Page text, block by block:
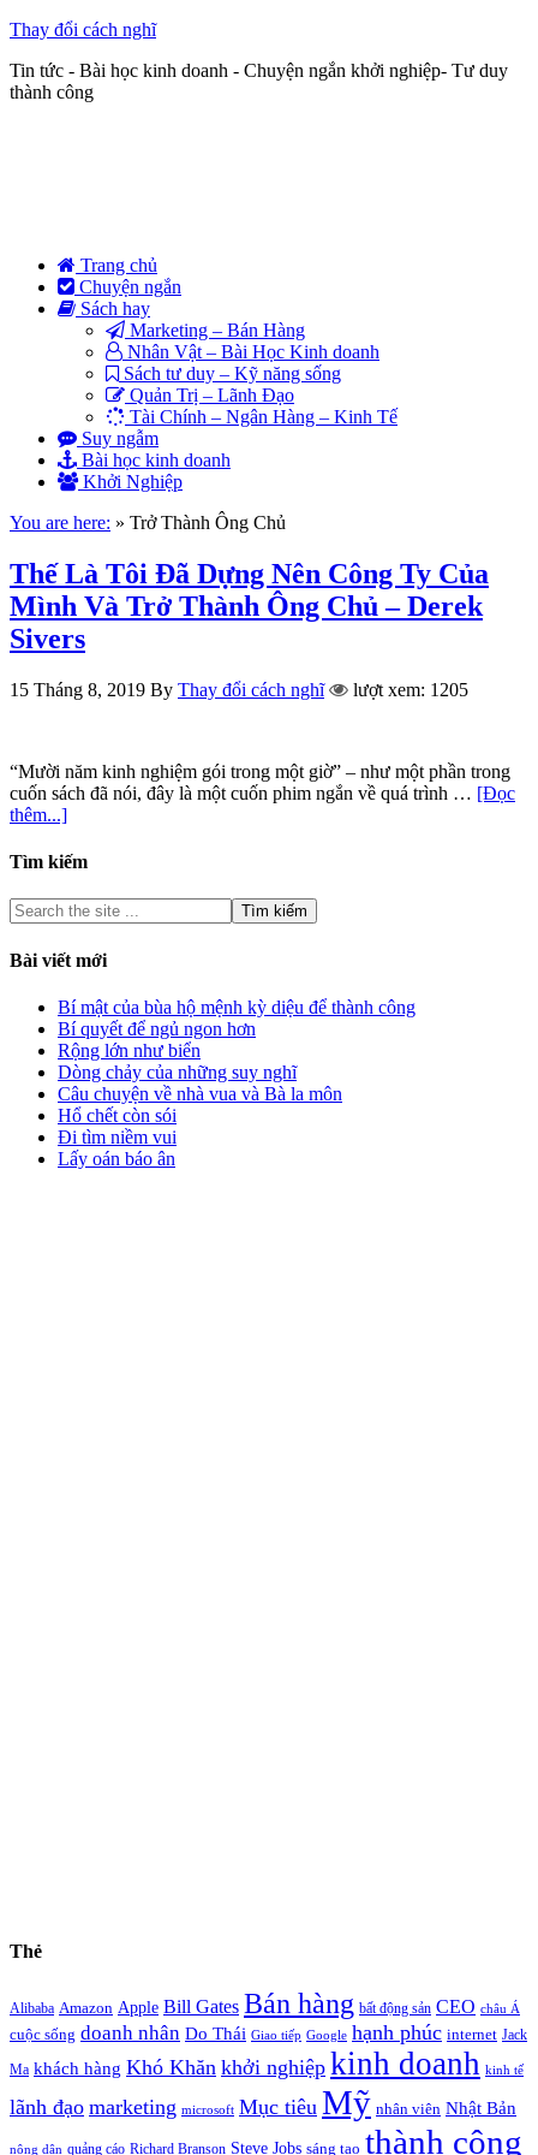
Thay đổi cách nghĩ
Tin tức - Bài học kinh doanh - Chuyện ngắn khởi nghiệp- Tư duy
thành công
Trang chủ
Chuyện ngắn
Sách hay
Marketing – Bán Hàng
Nhân Vật – Bài Học Kinh doanh
Sách tư duy – Kỹ năng sống
Quản Trị – Lãnh Đạo
Tài Chính – Ngân Hàng – Kinh Tế
Suy ngẫm
Bài học kinh doanh
Khởi Nghiệp
You are here: » Trở Thành Ông Chủ
Thế Là Tôi Đã Dựng Nên Công Ty Của
Mình Và Trở Thành Ông Chủ – Derek
Sivers
15 Tháng 8, 2019 By Thay đổi cách nghĩ lượt xem: 1205
“Mười năm kinh nghiệm gói trong một giờ” – như một phần trong
cuốn sách đã nói, đây là một cuốn phim ngắn về quá trình … [Đọc
thêm...]
Tìm kiếm
Bài viết mới
Bí mật của bùa hộ mệnh kỳ diệu để thành công
Bí quyết để ngủ ngon hơn
Rộng lớn như biển
Dòng chảy của những suy nghĩ
Câu chuyện về nhà vua và Bà la môn
Hổ chết còn sói
Đi tìm niềm vui
Lấy oán báo ân
Thẻ
Alibaba Amazon Apple Bill Gates Bán hàng bất động sản CEO châu Á
cuộc sống doanh nhân Do Thái Giao tiếp Google hạnh phúc internet Jack
Ma khách hàng Khó Khăn khởi nghiệp kinh doanh kinh tế
lãnh đạo marketing microsoft Mục tiêu Mỹ nhân viên Nhật Bản
nông dân quảng cáo Richard Branson Steve Jobs sáng tạo thành công